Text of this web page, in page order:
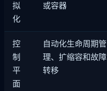
拟
化
或容器
控
制
平
面
自动化生命周期管
理、扩缩容和故障
转移